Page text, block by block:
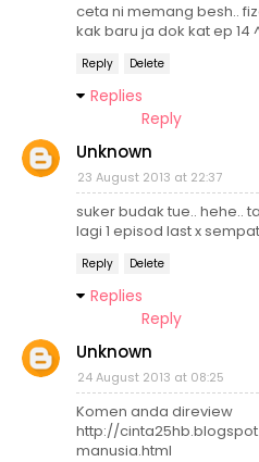
ceta ni memang besh..
kak baru ja dok kat ep 14
Reply Delete
Replies
Reply
Unknown
23 August 2013 at 22:37
suker budak tue.. hehe..
lagi 1 episod last x
Reply Delete
Replies
Reply
Unknown
24 August 2013 at 08:25
Komen anda direview
http://
manusia.html